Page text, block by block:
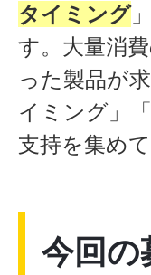
タイミング
す。大量消
った製品が
イミング」
支持を集めて
今回の